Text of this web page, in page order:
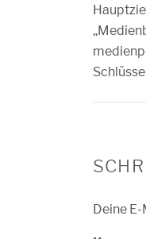
Deine